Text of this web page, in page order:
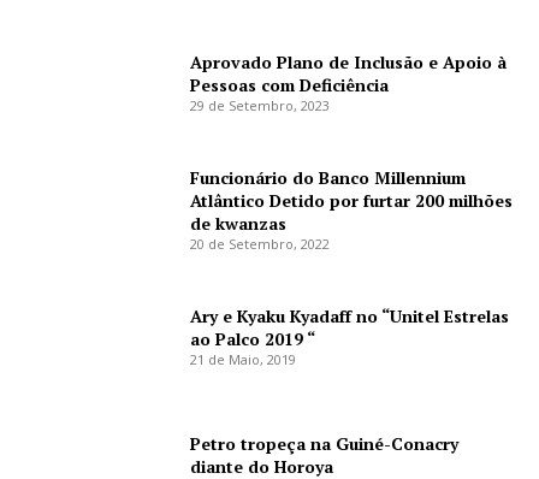
Aprovado Plano de Inclusão e Apoio à
Pessoas com Deficiência
29 de Setembro, 2023
Funcionário do Banco Millennium
Atlântico Detido por furtar 200 milhões
de kwanzas
20 de Setembro, 2022
Ary e Kyaku Kyadaff no “Unitel Estrelas
ao Palco 2019 “
21 de Maio, 2019
Petro tropeça na Guiné-Conacry
diante do Horoya